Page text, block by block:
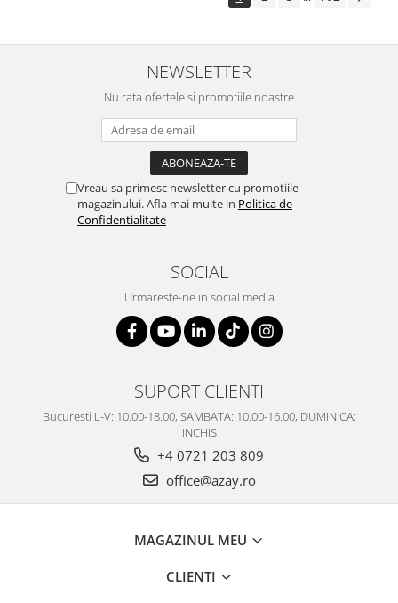
NEWSLETTER
Nu rata ofertele si promotiile noastre
Vreau sa primesc newsletter cu promotiile
magazinului. Afla mai multe in Politica de
Confidentialitate
SOCIAL
Urmareste-ne in social media
SUPORT CLIENTI
Bucuresti L-V: 10.00-18.00, SAMBATA: 10.00-16.00, DUMINICA:
INCHIS
+4 0721 203 809
office@azay.ro
MAGAZINUL MEU
CLIENTI